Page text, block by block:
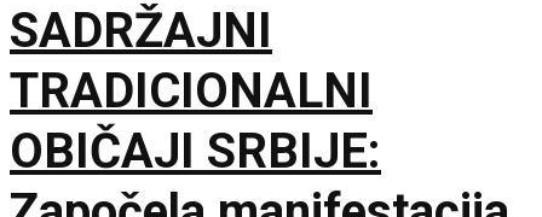
SADRŽAJNI
TRADICIONALNI
OBIČAJI SRBIJE: